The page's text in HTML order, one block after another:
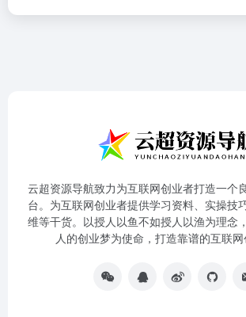
云超资源导航致力为互联网创业者打造一个
台。为互联网创业者提供学习资料、实操技
维等干货。以授人以鱼不如授人以渔为理念
人的创业梦为使命，打造靠谱的互联网